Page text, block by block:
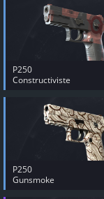
P250
Constructiviste
P250
Gunsmoke